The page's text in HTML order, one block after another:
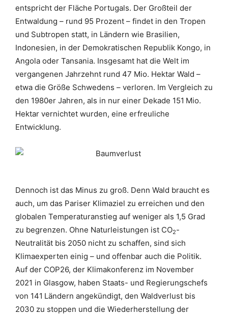
entspricht der Fläche Portugals. Der Großteil der
Entwaldung – rund 95 Prozent – findet in den Tropen
und Subtropen statt, in Ländern wie Brasilien,
Indonesien, in der Demokratischen Republik Kongo, in
Angola oder Tansania. Insgesamt hat die Welt im
vergangenen Jahrzehnt rund 47 Mio. Hektar Wald –
etwa die Größe Schwedens – verloren. Im Vergleich zu
den 1980er Jahren, als in nur einer Dekade 151 Mio.
Hektar vernichtet wurden, eine erfreuliche
Entwicklung.
Dennoch ist das Minus zu groß. Denn Wald braucht es
auch, um das Pariser Klimaziel zu erreichen und den
globalen Temperaturanstieg auf weniger als 1,5 Grad
zu begrenzen. Ohne Naturleistungen ist CO2-
Neutralität bis 2050 nicht zu schaffen, sind sich
Klimaexperten einig – und offenbar auch die Politik.
Auf der COP26, der Klimakonferenz im November
2021 in Glasgow, haben Staats- und Regierungschefs
von 141 Ländern angekündigt, den Waldverlust bis
2030 zu stoppen und die Wiederherstellung der